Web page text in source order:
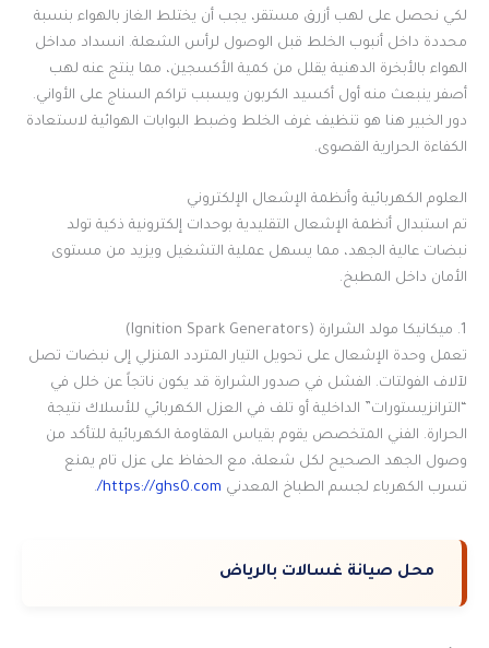
لكي نحصل على لهب أزرق مستقر، يجب أن يختلط الغاز بالهواء بنسبة
محددة داخل أنبوب الخلط قبل الوصول لرأس الشعلة. انسداد مداخل
الهواء بالأبخرة الدهنية يقلل من كمية الأكسجين، مما ينتج عنه لهب
أصفر ينبعث منه أول أكسيد الكربون ويسبب تراكم السناج على الأواني.
دور الخبير هنا هو تنظيف غرف الخلط وضبط البوابات الهوائية لاستعادة
الكفاءة الحرارية القصوى.
العلوم الكهربائية وأنظمة الإشعال الإلكتروني
تم استبدال أنظمة الإشعال التقليدية بوحدات إلكترونية ذكية تولد
نبضات عالية الجهد، مما يسهل عملية التشغيل ويزيد من مستوى
الأمان داخل المطبخ.
1. ميكانيكا مولد الشرارة (Ignition Spark Generators)
تعمل وحدة الإشعال على تحويل التيار المتردد المنزلي إلى نبضات تصل
لآلاف الفولتات. الفشل في صدور الشرارة قد يكون ناتجاً عن خلل في
“الترانزيستورات” الداخلية أو تلف في العزل الكهربائي للأسلاك نتيجة
الحرارة. الفني المتخصص يقوم بقياس المقاومة الكهربائية للتأكد من
وصول الجهد الصحيح لكل شعلة، مع الحفاظ على عزل تام يمنع
تسرب الكهرباء لجسم الطباخ المعدني https://ghs0.com/
.
محل صيانة غسالات بالرياض